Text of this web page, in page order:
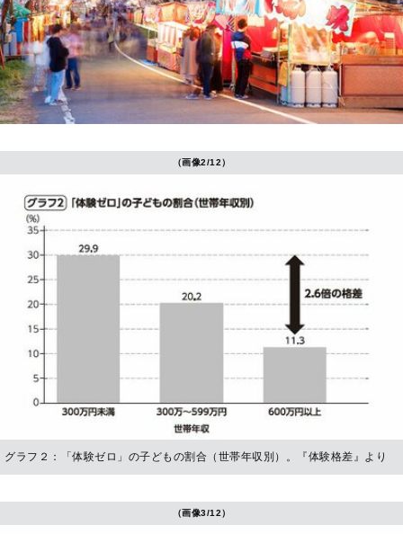
（画像2/12）
グラフ２：「体験ゼロ」の子どもの割合（世帯年収別）。『体験格差』より
（画像3/12）